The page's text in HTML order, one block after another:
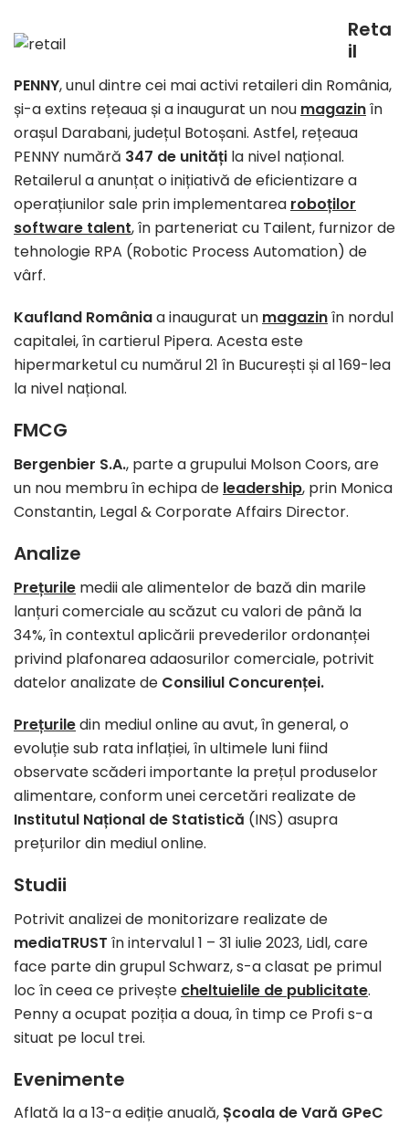
Reta
il
PENNY, unul dintre cei mai activi retaileri din România,
și-a extins rețeaua și a inaugurat un nou magazinîn
orașul Darabani, județul Botoșani. Astfel, rețeaua
PENNY numără 347 de unități la nivel național.
Retailerul a anunțat o inițiativă de eficientizare a
operațiunilor sale prin implementarea roboților
software talent, în parteneriat cu Tailent, furnizor de
tehnologie RPA (Robotic Process Automation) de
vârf.
Kaufland Româniaa inaugurat un magazinîn nordul
capitalei, în cartierul Pipera. Acesta este
hipermarketul cu numărul 21 în București și al 169-lea
la nivel național.
FMCG
Bergenbier S.A., parte a grupului Molson Coors, are
un nou membru în echipa de leadership, prin Monica
Constantin, Legal & Corporate Affairs Director.
Analize
Prețurile medii ale alimentelor de bază din marile
lanțuri comerciale au scăzut cu valori de până la
34%, în contextul aplicării prevederilor ordonanței
privind plafonarea adaosurilor comerciale, potrivit
datelor analizate de Consiliul Concurenței.
Prețuriledin mediul online au avut, în general, o
evoluție sub rata inflației, în ultimele luni fiind
observate scăderi importante la prețul produselor
alimentare, conform unei cercetări realizate de
Institutul Național de Statistică (INS) asupra
prețurilor din mediul online.
Studii
Potrivit analizei de monitorizare realizate de
mediaTRUST în intervalul 1 – 31 iulie 2023, Lidl, care
face parte din grupul Schwarz, s-a clasat pe primul
loc în ceea ce privește cheltuielile de publicitate.
Penny a ocupat poziția a doua, în timp ce Profi s-a
situat pe locul trei.
Evenimente
Aflată la a 13-a ediție anuală, Școala de Vară GPeC